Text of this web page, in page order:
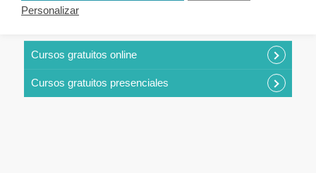
Cursos gratuitos online
Cursos gratuitos presenciales
Personalizar